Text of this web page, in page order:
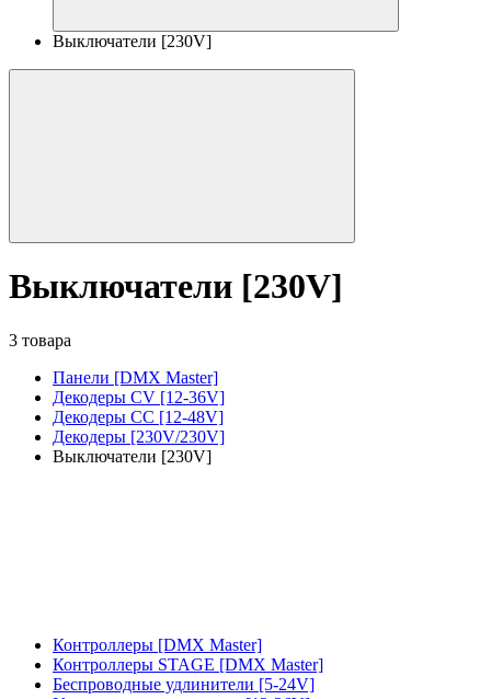
Выключатели [230V]
Выключатели [230V]
3 товара
Панели [DMX Master]
Декодеры CV [12-36V]
Декодеры CC [12-48V]
Декодеры [230V/230V]
Выключатели [230V]
Контроллеры [DMX Master]
Контроллеры STAGE [DMX Master]
Беспроводные удлинители [5-24V]